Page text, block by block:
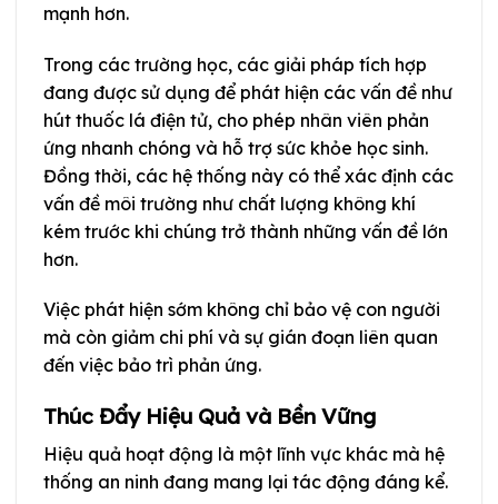
mạnh hơn.
Trong các trường học, các giải pháp tích hợp
đang được sử dụng để phát hiện các vấn đề như
hút thuốc lá điện tử, cho phép nhân viên phản
ứng nhanh chóng và hỗ trợ sức khỏe học sinh.
Đồng thời, các hệ thống này có thể xác định các
vấn đề môi trường như chất lượng không khí
kém trước khi chúng trở thành những vấn đề lớn
hơn.
Việc phát hiện sớm không chỉ bảo vệ con người
mà còn giảm chi phí và sự gián đoạn liên quan
đến việc bảo trì phản ứng.
Thúc Đẩy Hiệu Quả và Bền Vững
Hiệu quả hoạt động là một lĩnh vực khác mà hệ
thống an ninh đang mang lại tác động đáng kể.